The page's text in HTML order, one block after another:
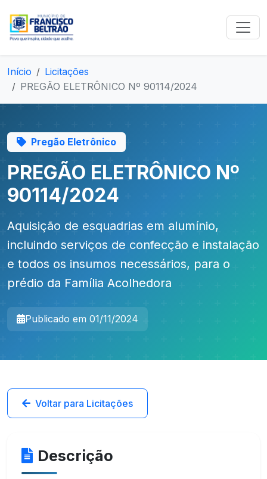
Início
Licitações
PREGÃO ELETRÔNICO Nº 90114/2024
Pregão Eletrônico
PREGÃO ELETRÔNICO Nº
90114/2024
Aquisição de esquadrias em alumínio,
incluindo serviços de confecção e instalação
e todos os insumos necessários, para o
prédio da Família Acolhedora
Publicado em 01/11/2024
Voltar para Licitações
Descrição